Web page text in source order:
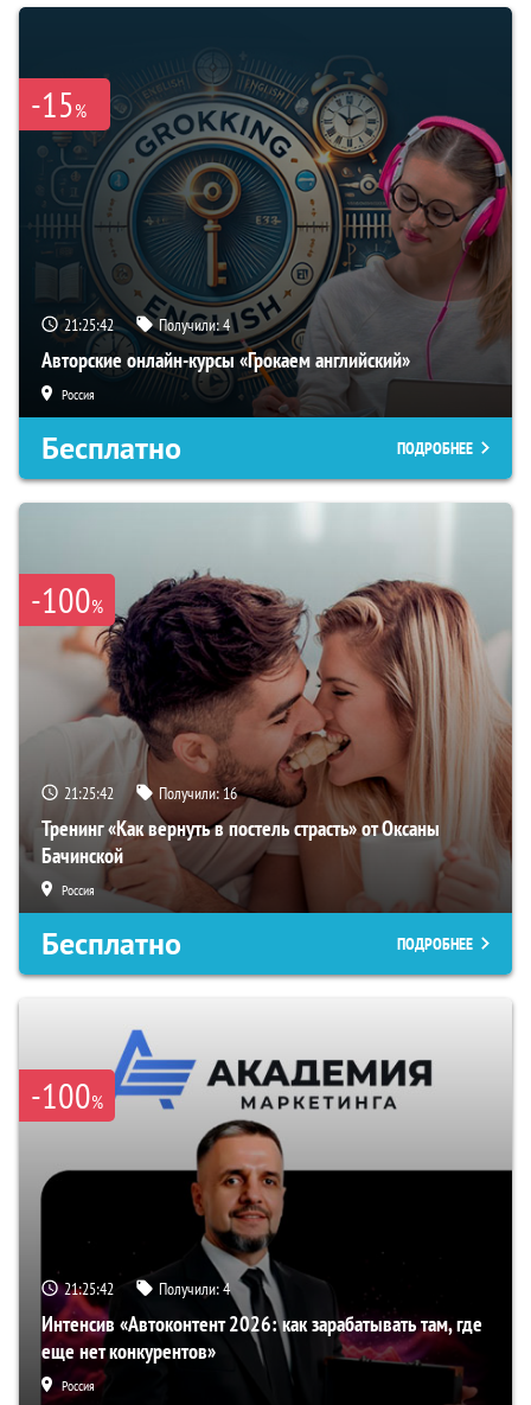
-15%
21:25:41 Получили:4
Авторские онлайн-курсы «Грокаем английский»
Россия
Бесплатно ПОДРОБНЕЕ
-100%
21:25:41 Получили:16
Тренинг «Как вернуть в постель страсть» от Оксаны
Бачинской
Россия
Бесплатно ПОДРОБНЕЕ
-100%
21:25:41 Получили:4
Интенсив «Автоконтент 2026: как зарабатывать там, где
еще нет конкурентов»
Россия